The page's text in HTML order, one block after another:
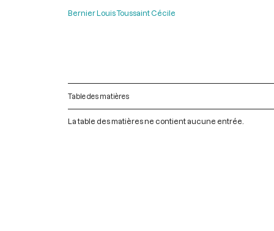
Bernier Louis Toussaint Cécile
Table des matières
La table des matières ne contient aucune entrée.